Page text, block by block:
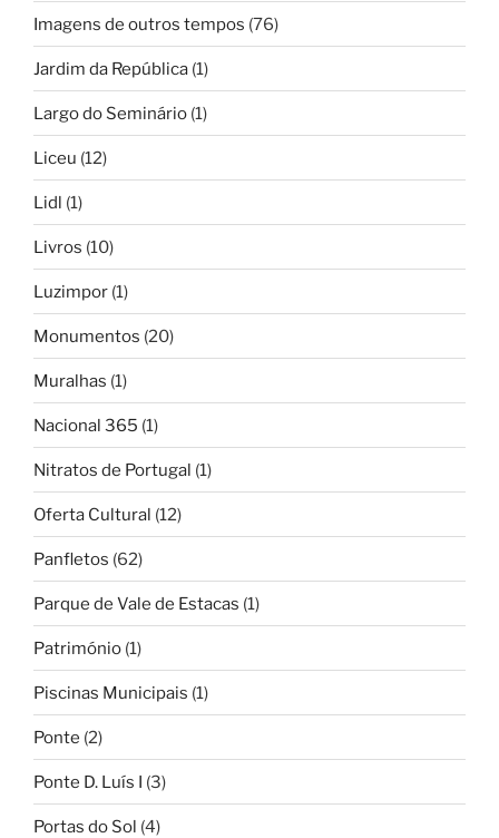
Imagens de outros tempos (76)
Jardim da República (1)
Largo do Seminário (1)
Liceu (12)
Lidl (1)
Livros (10)
Luzimpor (1)
Monumentos (20)
Muralhas (1)
Nacional 365 (1)
Nitratos de Portugal (1)
Oferta Cultural (12)
Panfletos (62)
Parque de Vale de Estacas (1)
Património (1)
Piscinas Municipais (1)
Ponte (2)
Ponte D. Luís I (3)
Portas do Sol (4)